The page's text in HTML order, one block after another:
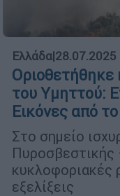
Ελλάδα|28.07.2025
του Υμηττού:
Εικόνες από
Στο σημείο
κυκλοφοριακές
εξελίξεις